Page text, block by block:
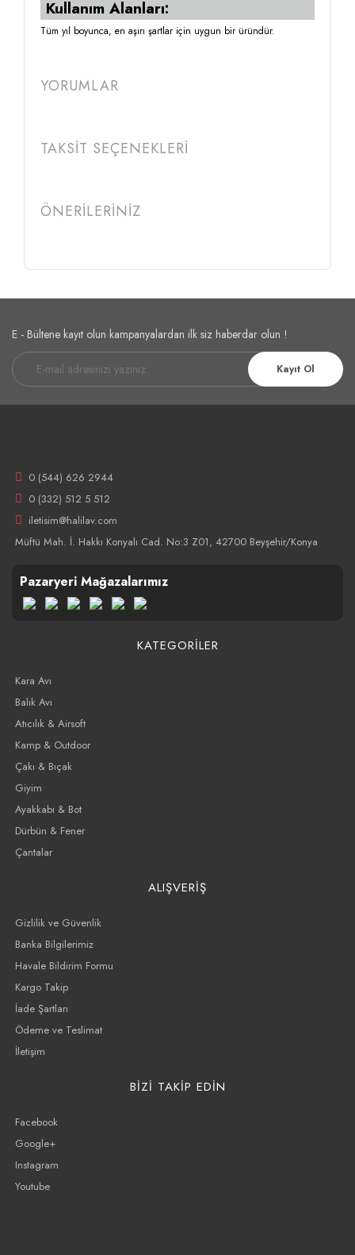
Kullanım Alanları:
Tüm yıl boyunca, en aşırı şartlar için uygun bir üründür.
YORUMLAR
TAKSİT SEÇENEKLERİ
ÖNERİLERİNİZ
E - Bültene kayıt olun kampanyalardan ilk siz haberdar olun !
Kayıt Ol
0 (544) 626 2944
0 (332) 512 5 512
iletisim@halilav.com
Müftü Mah. İ. Hakkı Konyalı Cad. No:3 Z01, 42700 Beyşehir/Konya
Pazaryeri Mağazalarımız
KATEGORİLER
Kara Avı
Balık Avı
Atıcılık & Airsoft
Kamp & Outdoor
Çakı & Bıçak
Giyim
Ayakkabı & Bot
Dürbün & Fener
Çantalar
ALIŞVERİŞ
Gizlilik ve Güvenlik
Banka Bilgilerimiz
Havale Bildirim Formu
Kargo Takip
İade Şartları
Ödeme ve Teslimat
İletişim
BİZİ TAKİP EDİN
Facebook
Google+
Instagram
Youtube